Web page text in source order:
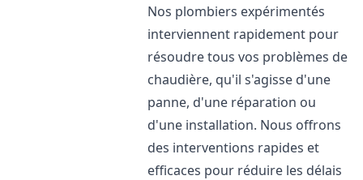
Nos plombiers expérimentés
interviennent rapidement pour
résoudre tous vos problèmes de
chaudière, qu'il s'agisse d'une
panne, d'une réparation ou
d'une installation. Nous offrons
des interventions rapides et
efficaces pour réduire les délais